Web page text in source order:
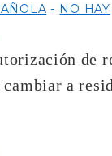
NO HAY